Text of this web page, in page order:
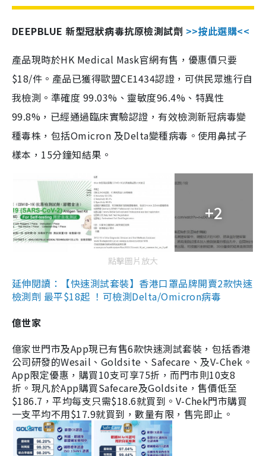
DEEPBLUE 新型冠狀病毒抗原檢測試劑 >>按此選購<<
產品現時於HK Medical Mask官網有售，優惠價只要
$18/件。產品已獲得歐盟CE1434認證，可供民眾進行自
我檢測。準確度 99.03%、靈敏度96.4%、特異性
99.8%，已經通過臨床實驗認證，有效檢測新冠病毒變
種毒株，包括Omicron 及Delta變種病毒。使用鼻拭子
樣本，15分鐘知結果。
+2
點擊圖片放大
延伸閱讀：【快速測試套裝】香港口罩品牌開賣2款快速
檢測劑 最平$18起 ！可檢測Delta/Omicron病毒
億世家
億家世門市及App現已有售6款快速測試套裝，包括香港
公司研發的Wesail、Goldsite、Safecare、及V-Chek。
App限定優惠，購買10支可享75折，而門市則10支8
折。現凡於App購買Safecare及Goldsite，售價低至
$186.7，平均每支只需$18.6就買到。V-Chek門市購買
一支平均不用$17.9就買到，數量有限，售完即止。